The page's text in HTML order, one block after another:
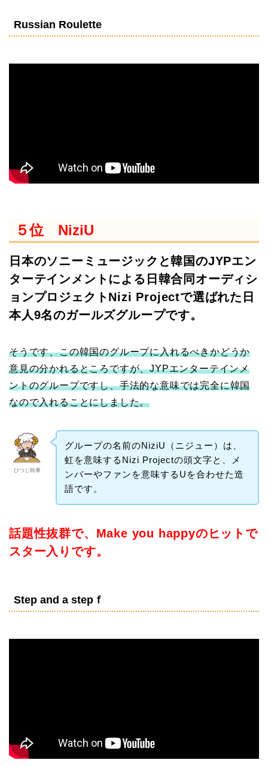
Russian Roulette
５位 NiziU
日本のソニーミュージックと韓国のJYPエン
ターテインメントによる日韓合同オーディシ
ョンプロジェクトNizi Projectで選ばれた日
本人9名のガールズグループです。
そうです、この韓国のグループに入れるべきかどうか
意見の分かれるところですが、JYPエンターテインメ
ントのグループですし、手法的な意味では完全に韓国
なので入れることにしました。
ひつじ執事
グループの名前のNiziU（ニジュー）は、
虹を意味するNizi Projectの頭文字と、メ
ンバーやファンを意味するUを合わせた造
語です。
話題性抜群で、Make you happyのヒットで
スター入りです。
Step and a stepｆ